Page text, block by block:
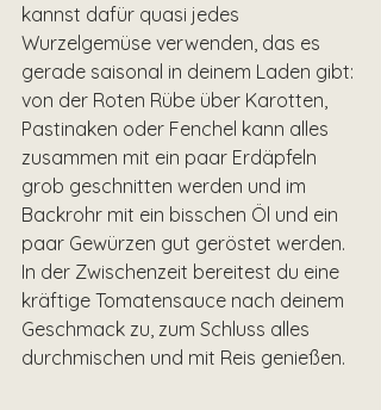
kannst dafür quasi jedes
Wurzelgemüse verwenden, das es
gerade saisonal in deinem Laden gibt:
von der Roten Rübe über Karotten,
Pastinaken oder Fenchel kann alles
zusammen mit ein paar Erdäpfeln
grob geschnitten werden und im
Backrohr mit ein bisschen Öl und ein
paar Gewürzen gut geröstet werden.
In der Zwischenzeit bereitest du eine
kräftige Tomatensauce nach deinem
Geschmack zu, zum Schluss alles
durchmischen und mit Reis genießen.